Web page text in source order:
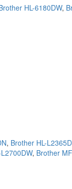
HL-6180DW,
, Brother HL-
, Brother